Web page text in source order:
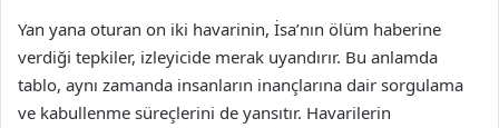
Yan yana oturan on iki havarinin, İsa’nın ölüm haberine
verdiği tepkiler, izleyicide merak uyandırır. Bu anlamda
tablo, aynı zamanda insanların inançlarına dair sorgulama
ve kabullenme süreçlerini de yansıtır. Havarilerin